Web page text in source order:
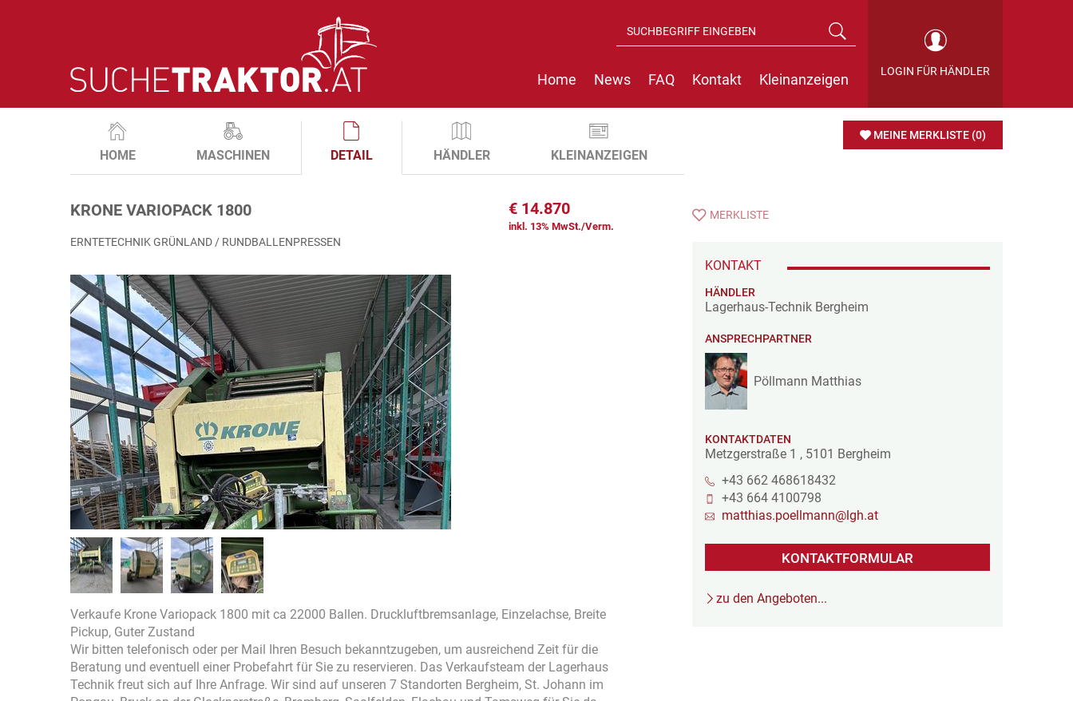
LOGIN FÜR HÄNDLER
Home News FAQ Kontakt Kleinanzeigen
MEINE MERKLISTE (0)
HOME MASCHINEN DETAIL HÄNDLER KLEINANZEIGEN
KRONE VARIOPACK 1800 € 14.870
inkl. 13% MwSt./Verm.
ERNTETECHNIK GRÜNLAND / RUNDBALLENPRESSEN
Verkaufe Krone Variopack 1800 mit ca 22000 Ballen. Druckluftbremsanlage, Einzelachse, Breite
Pickup, Guter Zustand
Wir bitten telefonisch oder per Mail Ihren Besuch bekanntzugeben, um ausreichend Zeit für die
Beratung und eventuell einer Probefahrt für Sie zu reservieren. Das Verkaufsteam der Lagerhaus
Technik freut sich auf Ihre Anfrage. Wir sind auf unseren 7 Standorten Bergheim, St. Johann im
MERKLISTE
KONTAKT
HÄNDLER
Lagerhaus-Technik Bergheim
ANSPRECHPARTNER
Pöllmann Matthias
KONTAKTDATEN
Metzgerstraße 1 , 5101 Bergheim
+43 662 468618432
+43 664 4100798
matthias.poellmann@lgh.at
KONTAKTFORMULAR
zu den Angeboten...